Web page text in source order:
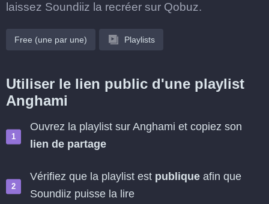
laissez Soundiiz la recréer sur Qobuz.
Free (une par une) Playlists
Utiliser le lien public d'une playlist
Anghami
Ouvrez la playlist sur Anghami et copiez son
lien de partage
Vérifiez que la playlist est publique afin que
Soundiiz puisse la lire